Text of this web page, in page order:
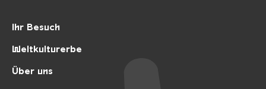
Ihr Besuch
Weltkulturerbe
Über uns